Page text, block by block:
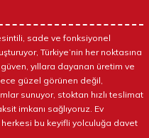
sade ve fonksiyonel
Türkiye’nin her noktasına
yıllara dayanan üretim ve
güzel görünen değil,
sunuyor, stoktan hızlı teslimat
imkanı sağlıyoruz. Ev
bu keyifli yolculuğa davet